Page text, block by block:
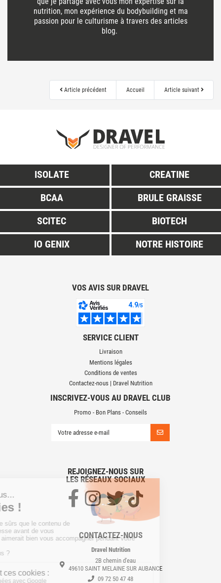
nutrition, mon expérience du bodybuilding et ma
passion pour le culturisme à travers des articles
blog.
Article précédent Accueil Article suivant
ISOLATE
CREATINE
BCAA
BRULE GRAISSE
SCITEC
BIOTECH
IO GENIX
NOTRE HISTOIRE
VOS AVIS SUR DRAVEL
SERVICE CLIENT
Livraison
Mentions légales
Conditions de ventes
Contactez-nous | Dravel Nutrition
CONTACTEZ-NOUS
Dravel Nutrition
2B chemin d'eau
49610 SAINT MELAINE SUR AUBANCE
09 72 50 47 48
INSCRIVEZ-VOUS AU DRAVEL CLUB
Promo - Bon Plans - Conseils
REJOIGNEZ-NOUS SUR
LES RÉSEAUX SOCIAUX